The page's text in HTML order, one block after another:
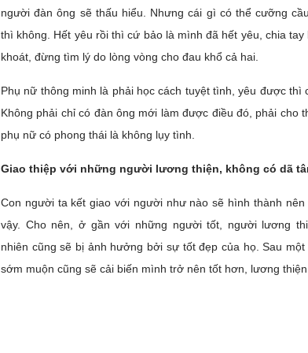
người đàn ông sẽ thấu hiểu. Nhưng cái gì có thể cưỡng
thì không. Hết yêu rồi thì cứ bảo là mình đã hết yêu, chia tay
khoát, đừng tìm lý do lòng vòng cho đau khổ cả hai.
Phụ nữ thông minh là phải học cách tuyệt tình, yêu được thì
Không phải chỉ có đàn ông mới làm được điều đó, phải cho
phụ nữ có phong thái là không lụy tình.
Giao thiệp với những người lương thiện, không có dã
Con người ta kết giao với người như nào sẽ hình thành
vậy. Cho nên, ở gần với những người tốt, người lương
nhiên cũng sẽ bị ảnh hưởng bởi sự tốt đẹp của họ. Sau một
sớm muộn cũng sẽ cải biến mình trở nên tốt hơn, lương thiện